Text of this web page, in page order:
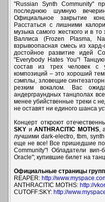
"Russian Synth Community"
последнюю шумную
Официальное закрытие
Расстаться с лишними
музыка самого жесткого и в
Валлиса (Frozen Plasma,
взрывоопасная смесь из
достойное развитие идей
"Everybody Hates You"!
состав из трех человек с
композиций – это хороший
сэмплы, зловещие
резким вокалом. Вас
андерграундных танцполах
менее убийственные треки с
не оставят ни единого шанса
Концерт откроют
SKY и ANTHRACITIC MOTHS,
лучшими dark-electro, tbm,
еще не все! Все пришедшие
Community"! Обладатели
Oracle"; купившие билет на
Официальные страницы
REAPER: http://
ANTHRACITIC MOTHS: http://
CUTOFF:SKY: http://